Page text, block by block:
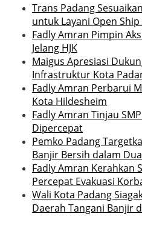
Trans Padang
untuk Layani Open Ship
Fadly Amran Pimpin
Jelang HJK
Maigus Apresiasi
Infrastruktur Kota
Fadly Amran Perbarui
Kota Hildesheim
Fadly Amran Tinjau
Dipercepat
Pemko Padang
Banjir Bersih dalam
Fadly Amran Kerahkan
Percepat Evakuasi
Wali Kota Padang
Daerah Tangani Banjir